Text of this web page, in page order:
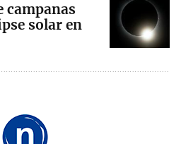
campanas
solar en